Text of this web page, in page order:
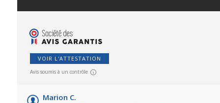
VOIR L'ATTESTATION
Avis soumis à un contrôle
Marion C.